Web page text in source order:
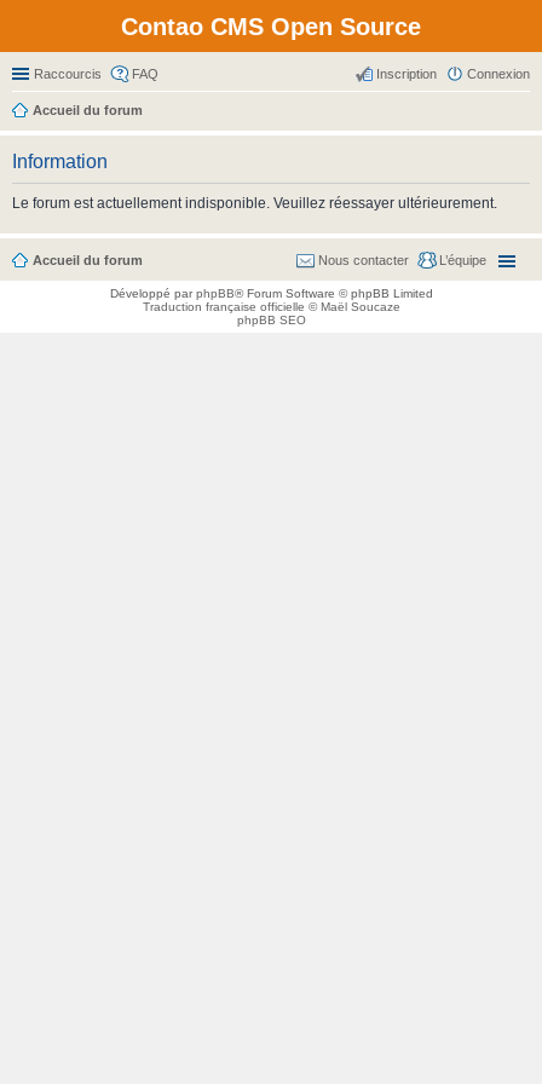
Contao CMS Open Source
Raccourcis FAQ Connexion
Inscription
Accueil du forum
Information
Le forum est actuellement indisponible. Veuillez réessayer ultérieurement.
Accueil du forum L’équipe
Nous contacter
Développé parphpBB® Forum Software © phpBB Limited
Traduction française officielle ©Maël Soucaze
phpBB SEO